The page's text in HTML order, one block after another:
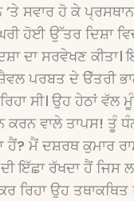
ਸਵਾਰ ਹੋ ਕੇ
ਹੋਈ ਉੱਤਰ ਦਿਸ਼ਾ
ਦਾ ਸਰਵੇਖਣ
ਪਰਬਤ ਦੇ ੳੱਤਰੀ
ਸੀ। ਉਹ ਹੇਠਾਂ
ਕਰਨ ਵਾਲੇ ਤਾਪਸ! ਤੂੰ
ਮੈਂ ਦਸ਼ਰਥ ਕੁਮਾਰ ਰਾਮ
ਇੱਛਾ ਰੱਖਦਾ ਹੈਂ ਜਿਸ
ਰਿਹਾ ਉਹ